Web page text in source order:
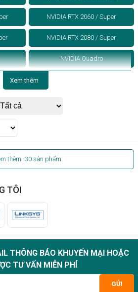
NVIDIA RTX 2060 / Super
NVIDIA RTX 2080 / Super
NVIDIA Quadro
Xem thêm
thêm -30sản phẩm
TÔI
THÔNG BÁO KHUYẾN MẠI HOẶC
TƯ VẤN MIỄN PHÍ
GỬI